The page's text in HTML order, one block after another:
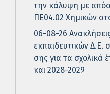
την κάλυψη με
ΠΕ04.02 Χημικών στο
06-08-26
εκπαιδευτικών Δ.Ε.
σης για τα σχολικά
και 2028-2029